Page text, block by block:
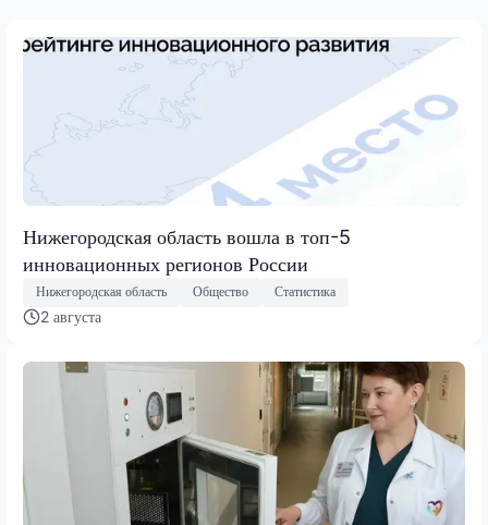
Нижегородская область вошла в топ-5
инновационных регионов России
Нижегородская область Общество Статистика
2 августа